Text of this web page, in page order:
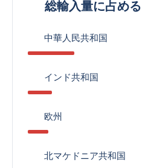
総輸入量に占める
中華人民共和国
インド共和国
欧州
北マケドニア共和国